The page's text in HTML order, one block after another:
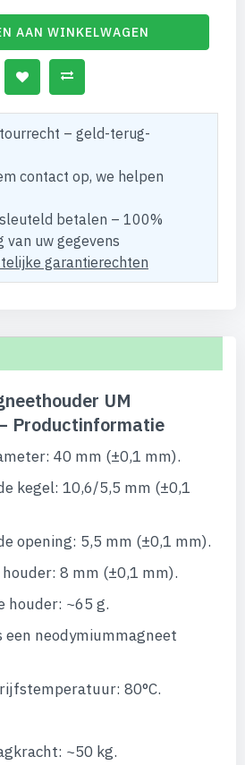
AAN WINKELWAGEN
– geld-terug-
contact op, we helpen
betalen – 100%
van uw gegevens
garantierechten
UM
Productinformatie
40 mm (±0,1 mm).
kegel: 10,6/5,5 mm (±0,1
opening: 5,5 mm (±0,1 mm).
8 mm (±0,1 mm).
houder: ~65 g.
een neodymiummagneet
80°C.
~50 kg.